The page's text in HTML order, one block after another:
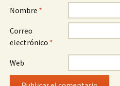
Nombre *
Correo
electrónico *
Web